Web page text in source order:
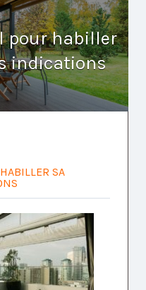
pour habiller
indications
SA